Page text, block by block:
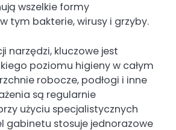
wszelkie formy
tym bakterie, wirusy i grzyby.
narzędzi, kluczowe jest
poziomu higieny w całym
robocze, podłogi i inne
są regularnie
użyciu specjalistycznych
gabinetu stosuje jednorazowe